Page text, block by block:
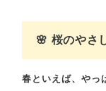
🌸 桜のやさ
春といえば、や